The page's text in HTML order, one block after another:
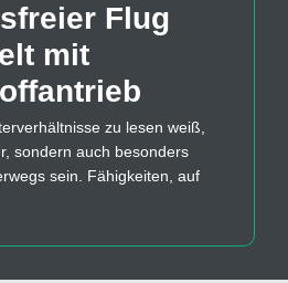
Flug
mit
zu lesen weiß,
sondern auch besonders
sein. Fähigkeiten, auf